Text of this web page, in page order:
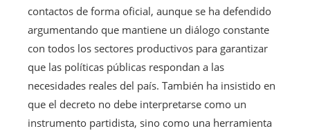
contactos de forma oficial, aunque se ha defendido
argumentando que mantiene un diálogo constante
con todos los sectores productivos para garantizar
que las políticas públicas respondan a las
necesidades reales del país. También ha insistido en
que el decreto no debe interpretarse como un
instrumento partidista, sino como una herramienta